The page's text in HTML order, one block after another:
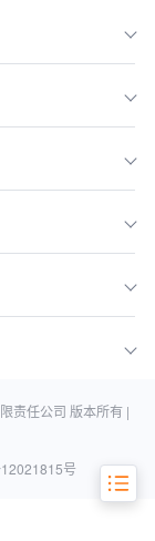
责任公司 版本所有 |
号